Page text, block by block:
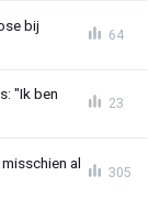
bij
64
"Ik ben
23
al
305